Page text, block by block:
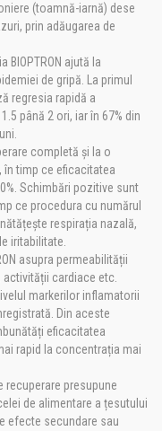
(toamnă-iarnă) dese
prin adăugarea de
BIOPTRON ajută la
de gripă. La primul
regresia rapidă a
până 2 ori, iar în 67% din
completă și la o
în timp ce eficacitatea
Schimbări pozitive sunt
ce procedura cu numărul
respirația nazală,
iritabilitate.
asupra permeabilității
cardiace etc.
markerilor inflamatorii
Din aceste
eficacitatea
rapid la concentrația mai
recuperare presupune
de alimentare a țesutului
efecte secundare sau